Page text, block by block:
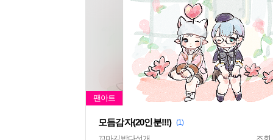
모듬감자(20인분!!!) (1)